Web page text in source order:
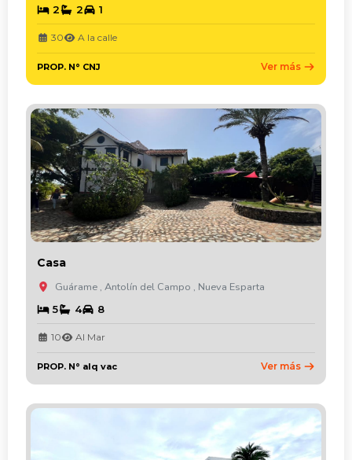
2 2 1
30 A la calle
PROP. N° CNJ Ver más
Casa
Guárame , Antolín del Campo , Nueva Esparta
5 4 8
10 Al Mar
PROP. N° alq vac Ver más